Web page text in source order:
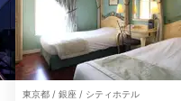
東京都 / 銀座 / シティホテル